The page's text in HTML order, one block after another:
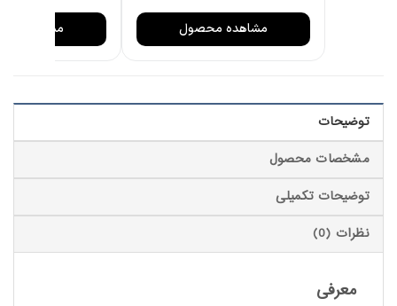
مشاهده محصول مشاهده
توضیحات
مشخصات محصول
توضیحات تکمیلی
نظرات (0)
معرفی